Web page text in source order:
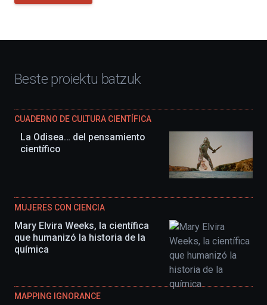
Beste proiektu batzuk
CUADERNO DE CULTURA CIENTÍFICA
La Odisea… del pensamiento
científico
MUJERES CON CIENCIA
Mary Elvira Weeks, la científica
que humanizó la historia de la
química
MAPPING IGNORANCE